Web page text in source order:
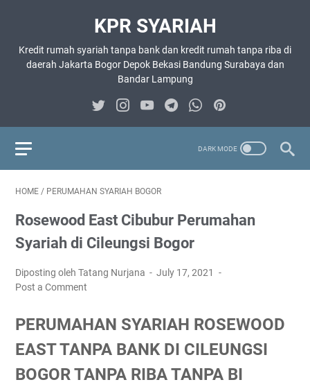
KPR SYARIAH
Kredit rumah syariah tanpa bank dan kredit rumah tanpa riba di
daerah Jakarta Bogor Depok Bekasi Bandung Surabaya dan
Bandar Lampung
HOME / PERUMAHAN SYARIAH BOGOR
Rosewood East Cibubur Perumahan
Syariah di Cileungsi Bogor
Diposting oleh Tatang Nurjana
July 17, 2021
Post a Comment
PERUMAHAN SYARIAH ROSEWOOD
EAST TANPA BANK DI CILEUNGSI
BOGOR TANPA RIBA TANPA BI